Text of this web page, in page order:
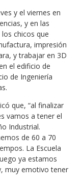
y el viernes en
y en las
chicos que
impresión
y trabajar en 3D
el edificio de
de Ingeniería
que, “al finalizar
vamos a tener el
Industrial.
de 60 a 70
La Escuela
ya estamos
muy emotivo tener